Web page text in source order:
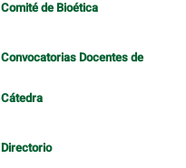
Comité de Bioética
Convocatorias Docentes de
Cátedra
Directorio